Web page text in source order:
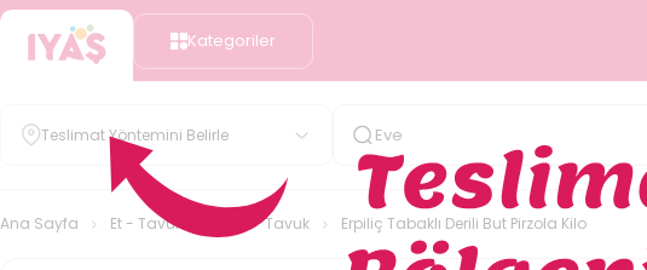
Kategoriler
Teslimat Yöntemini Belirle
Ana Sayfa Et - Tavuk - Balık Tavuk Erpiliç Tabaklı Derili But Pirzola Kilo